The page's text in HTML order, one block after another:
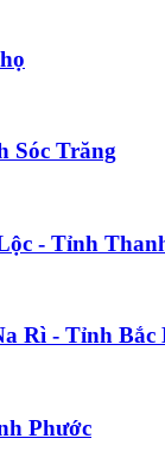
Sóc Trăng
- Tỉnh
Rì - Tỉnh Bắc
Phước